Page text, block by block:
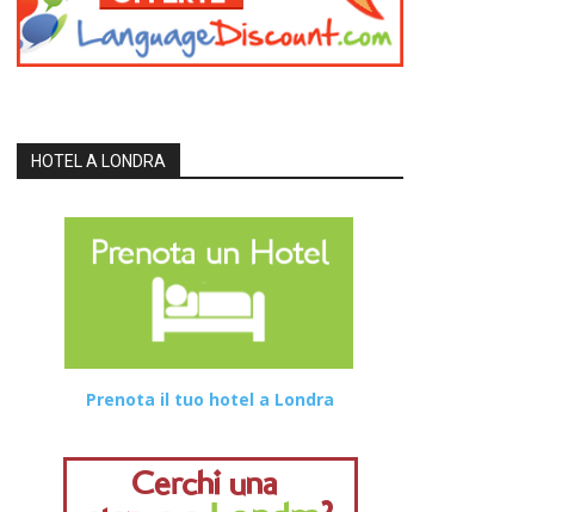
HOTEL A LONDRA
Prenota il tuo hotel a Londra